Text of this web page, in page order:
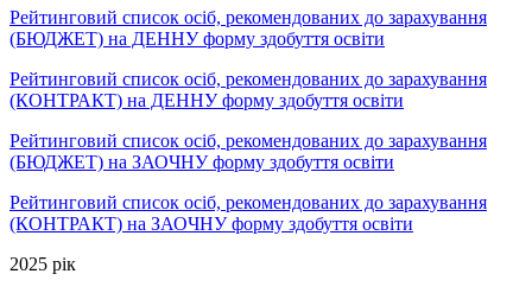
Рейтинговий список осіб, рекомендованих до зарахування
(БЮДЖЕТ) на ДЕННУ форму здобуття освіти
Рейтинговий список осіб, рекомендованих до зарахування
(КОНТРАКТ) на ДЕННУ форму здобуття освіти
Рейтинговий список осіб, рекомендованих до зарахування
(БЮДЖЕТ) на ЗАОЧНУ форму здобуття освіти
Рейтинговий список осіб, рекомендованих до зарахування
(КОНТРАКТ) на ЗАОЧНУ форму здобуття освіти
2025 рік